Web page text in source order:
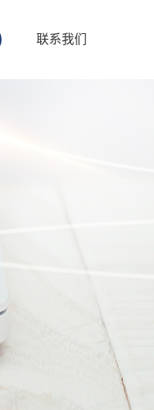
联系我们